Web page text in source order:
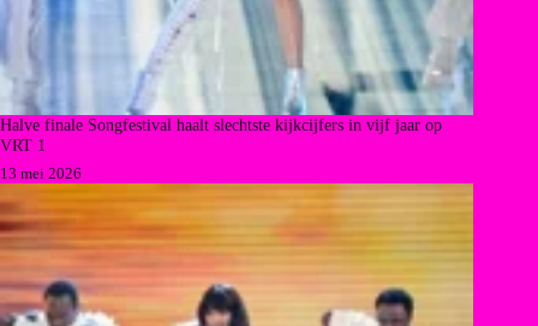
Halve finale Songfestival haalt slechtste kijkcijfers in vijf jaar op
VRT 1
13 mei 2026